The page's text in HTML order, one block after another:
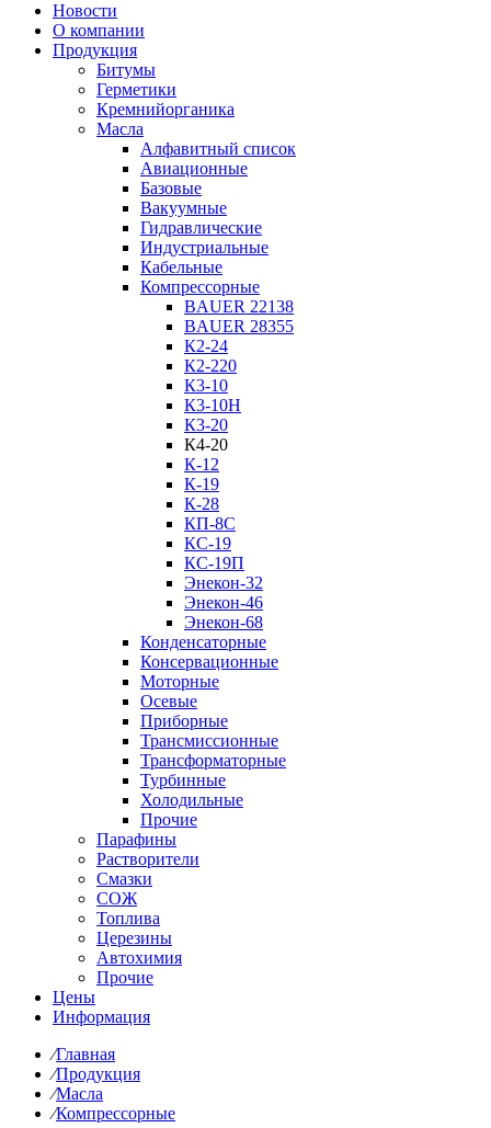
Новости
О компании
Продукция
Битумы
Герметики
Кремнийорганика
Масла
Алфавитный список
Авиационные
Базовые
Вакуумные
Гидравлические
Индустриальные
Кабельные
Компрессорные
BAUER 22138
BAUER 28355
К2-24
К2-220
К3-10
К3-10Н
К3-20
К4-20
К-12
К-19
К-28
КП-8С
КС-19
КС-19П
Энекон-32
Энекон-46
Энекон-68
Конденсаторные
Консервационные
Моторные
Осевые
Приборные
Трансмиссионные
Трансформаторные
Турбинные
Холодильные
Прочие
Парафины
Растворители
Смазки
СОЖ
Топлива
Церезины
Автохимия
Прочие
Цены
Информация
⁄Главная
⁄Продукция
⁄Масла
⁄Компрессорные